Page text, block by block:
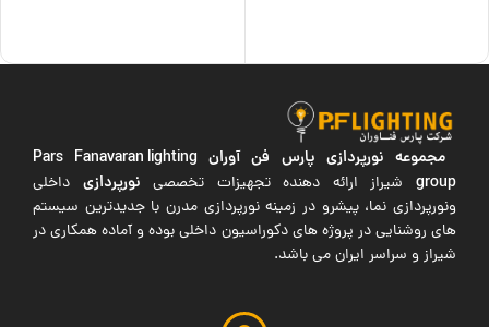
مجموعه نورپردازی پارس فن آوران Pars Fanavaran lighting
groupشیراز ارائه دهنده تجهیزات تخصصی نورپردازی داخلی
ونورپردازی نما، پیشرو در زمینه نورپردازی مدرن با جدیدترین سیستم
های روشنایی در پروژه های دکوراسیون داخلی بوده و آماده همکاری در
شیراز و سراسر ایران می باشد.